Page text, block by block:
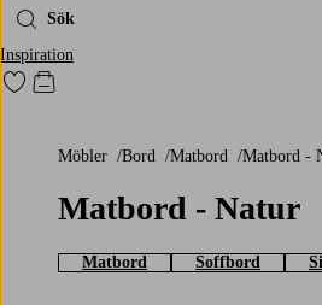
Sök
Inspiration
Gå till favoritmarkerade produkter
Gå till kundvagnen
Möbler Bord Matbord Matbord -
Matbord - Natur
Matbord Soffbord